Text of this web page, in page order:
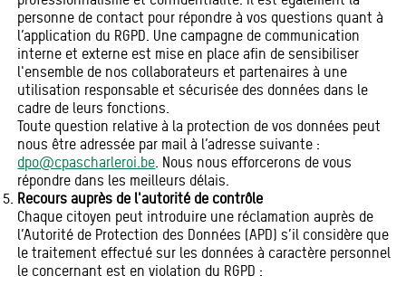
personne de contact pour répondre à vos questions quant à
l’application du RGPD. Une campagne de communication
interne et externe est mise en place afin de sensibiliser
l'ensemble de nos collaborateurs et partenaires à une
utilisation responsable et sécurisée des données dans le
cadre de leurs fonctions.
Toute question relative à la protection de vos données peut
nous être adressée par mail à l’adresse suivante :
dpo@cpascharleroi.be. Nous nous efforcerons de vous
répondre dans les meilleurs délais.
Recours auprès de l'autorité de contrôle
Chaque citoyen peut introduire une réclamation auprès de
l’Autorité de Protection des Données (APD) s’il considère que
le traitement effectué sur les données à caractère personnel
le concernant est en violation du RGPD :